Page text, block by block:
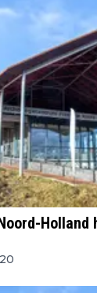
Holland